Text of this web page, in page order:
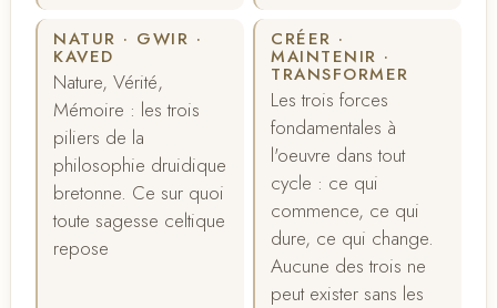
NATUR · GWIR ·
KAVED
Nature, Vérité,
Mémoire : les trois
piliers de la
philosophie druidique
bretonne. Ce sur quoi
toute sagesse celtique
repose
CRÉER ·
MAINTENIR ·
TRANSFORMER
Les trois forces
fondamentales à
l'oeuvre dans tout
cycle : ce qui
commence, ce qui
dure, ce qui change.
Aucune des trois ne
peut exister sans les